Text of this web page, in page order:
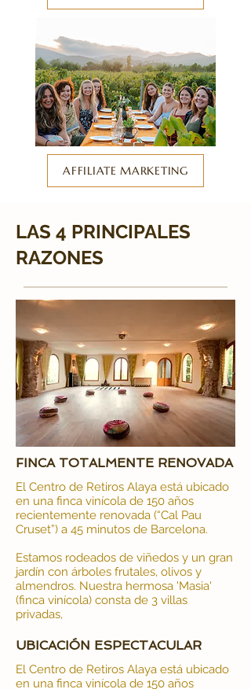
AFFILIATE MARKETING
LAS 4 PRINCIPALES
RAZONES
FINCA TOTALMENTE RENOVADA
El Centro de Retiros Alaya está ubicado
en una finca vinícola de 150 años
recientemente renovada (“Cal Pau
Cruset”) a 45 minutos de Barcelona.
Estamos rodeados de viñedos y un gran
jardín con árboles frutales, olivos y
almendros. Nuestra hermosa 'Masia'
(finca vinícola) consta de 3 villas
privadas,
UBICACIÓN ESPECTACULAR
El Centro de Retiros Alaya está ubicado
en una finca vinícola de 150 años